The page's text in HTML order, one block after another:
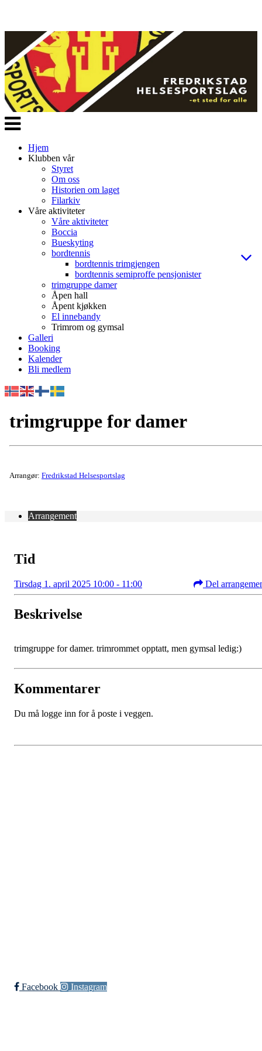
Veksle
navigasjon
Hjem
Klubben vår
Styret
Om oss
Historien om laget
Filarkiv
Våre aktiviteter
Våre aktiviteter
Boccia
Bueskyting
bordtennis
bordtennis trimgjengen
bordtennis semiproffe pensjonister
trimgruppe damer
Åpen hall
Åpent kjøkken
El innebandy
Trimrom og gymsal
Galleri
Booking
Kalender
Bli medlem
trimgruppe for damer
Arrangør: Fredrikstad Helsesportslag
Arrangement
Tid
Tirsdag 1. april 2025 10:00 - 11:00 Del
Beskrivelse
trimgruppe for damer. trimrommet opptatt, men gymsal ledig:)
Kommentarer
Du må logge inn for å poste i veggen.
Facebook Instagram